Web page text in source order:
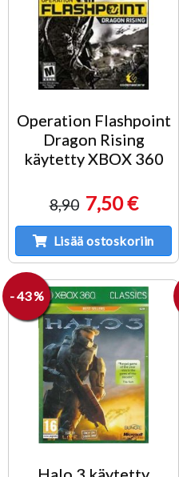
Operation Flashpoint
Dragon Rising
käytetty XBOX 360
8,90 7,50 €
Lisää ostoskoriin
- 43 %